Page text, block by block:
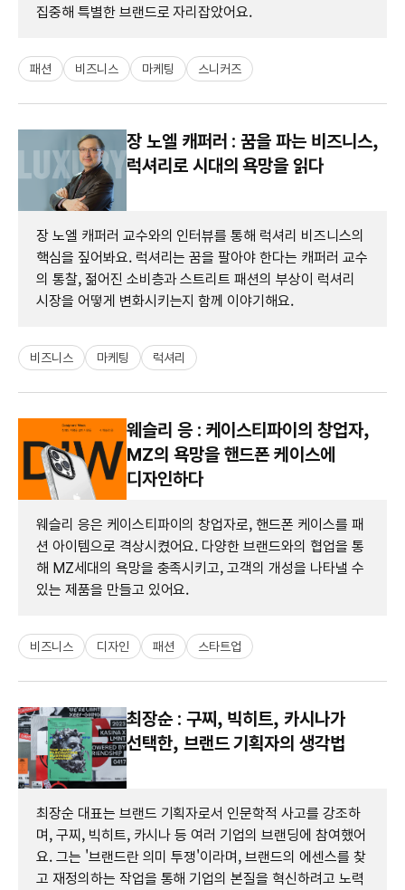
집중해 특별한 브랜드로 자리잡았어요.
패션 비즈니스 마케팅 스니커즈
장 노엘 캐퍼러 : 꿈을 파는 비즈니스,
럭셔리로 시대의 욕망을 읽다
장 노엘 캐퍼러 교수와의 인터뷰를 통해 럭셔리 비즈니스의
핵심을 짚어봐요. 럭셔리는 꿈을 팔아야 한다는 캐퍼러 교수
의 통찰, 젊어진 소비층과 스트리트 패션의 부상이 럭셔리
시장을 어떻게 변화시키는지 함께 이야기해요.
비즈니스 마케팅 럭셔리
웨슬리 응 : 케이스티파이의 창업자,
MZ의 욕망을 핸드폰 케이스에
디자인하다
웨슬리 응은 케이스티파이의 창업자로, 핸드폰 케이스를 패
션 아이템으로 격상시켰어요. 다양한 브랜드와의 협업을 통
해 MZ세대의 욕망을 충족시키고, 고객의 개성을 나타낼 수
있는 제품을 만들고 있어요.
비즈니스 디자인 패션 스타트업
최장순 : 구찌, 빅히트, 카시나가
선택한, 브랜드 기획자의 생각법
최장순 대표는 브랜드 기획자로서 인문학적 사고를 강조하
며, 구찌, 빅히트, 카시나 등 여러 기업의 브랜딩에 참여했어
요. 그는 '브랜드란 의미 투쟁'이라며, 브랜드의 에센스를 찾
고 재정의하는 작업을 통해 기업의 본질을 혁신하려고 노력